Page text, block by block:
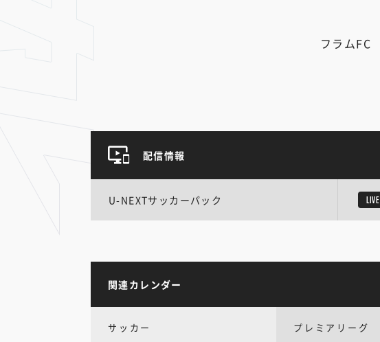
フラムFC
配信情報
U-NEXTサッカーパック LIVE
関連カレンダー
サッカー プレミアリーグ